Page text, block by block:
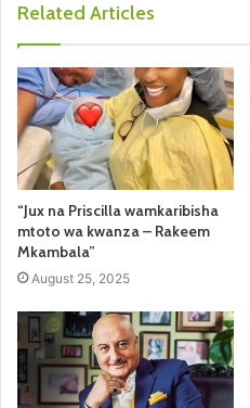
Related Articles
“Jux na Priscilla wamkaribisha
mtoto wa kwanza – Rakeem
Mkambala”
August 25, 2025